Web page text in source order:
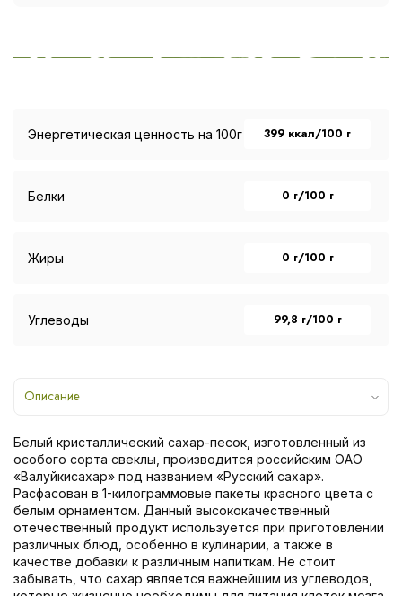
Энергетическая ценность на 100г 399 ккал/100 г
Белки 0 г/100 г
Жиры 0 г/100 г
Углеводы 99,8 г/100 г
Описание
Белый кристаллический сахар-песок, изготовленный из
особого сорта свеклы, производится российским ОАО
«Валуйкисахар» под названием «Русский сахар».
Расфасован в 1-килограммовые пакеты красного цвета с
белым орнаментом. Данный высококачественный
отечественный продукт используется при приготовлении
различных блюд, особенно в кулинарии, а также в
качестве добавки к различным напиткам. Не стоит
забывать, что сахар является важнейшим из углеводов,